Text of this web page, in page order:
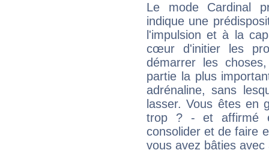
Le mode Cardinal
indique une
l'impulsion et à la
cœur d'initier les
démarrer les
partie la plus
adrénaline, sans
lasser. Vous êtes en
trop ? - et affirmé
consolider et de faire
vous avez bâties avec